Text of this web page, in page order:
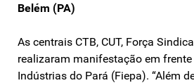
Belém (PA)
As centrais CTB, CUT, Força
realizaram manifestação em
Indústrias do Pará (Fiepa). “Além